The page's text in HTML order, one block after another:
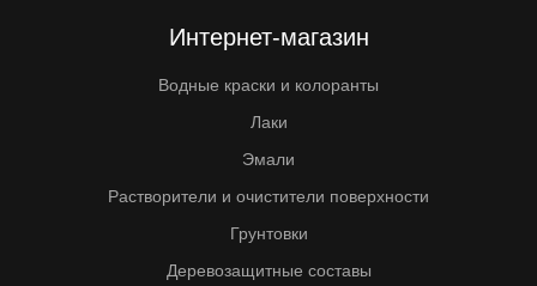
Интернет-магазин
Водные краски и колоранты
Лаки
Эмали
Растворители и очистители поверхности
Грунтовки
Деревозащитные составы